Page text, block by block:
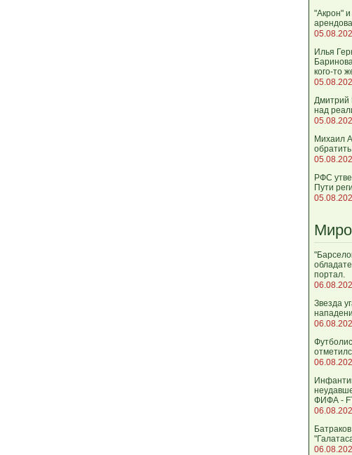
"Акрон"
Илья
кого‑то
Дмитрий
над
Михаил
РФС
Пути
портал.
Звезда
ФИФА -